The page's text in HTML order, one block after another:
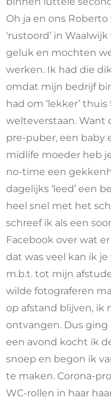
Oh ja en ons
‘rustoord’ in
geluk en mochten
werken. Ik had die
omdat mijn bedrijf
had om ‘lekker’
welteverstaan. Want
pre-puber, een baby
midlife moeder heb
no-time een
dagelijks ‘leed’ een
heel snel met het
schreef ik als een
Facebook over wat
dat was veel kan ik
m.b.t. tot mijn
wilde fotograferen
op afstand blijven,
ontvangen. Dus ging
een avond kocht ik
snoep en begon ik
te maken. Corona-
WC-rollen in haar